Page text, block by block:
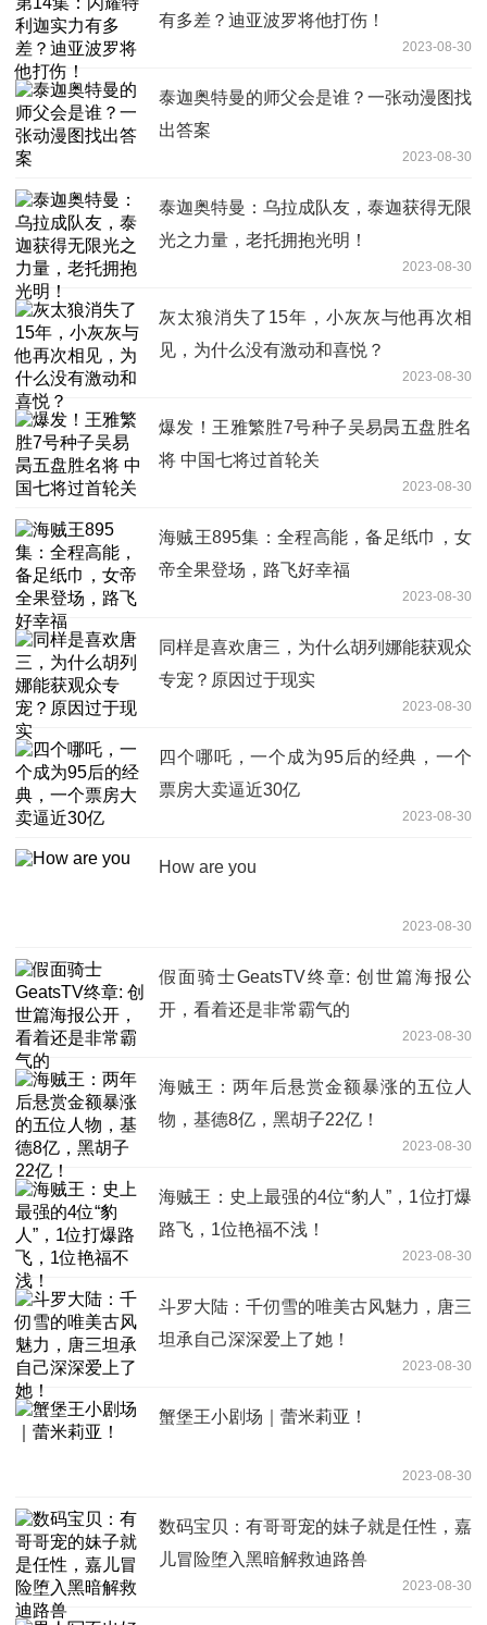
有多差？迪亚波罗将他打伤！
2023-08-30
泰迦奥特曼的师父会是谁？一张动漫图找
出答案
2023-08-30
泰迦奥特曼：乌拉成队友，泰迦获得无限
光之力量，老托拥抱光明！
2023-08-30
灰太狼消失了15年，小灰灰与他再次相
见，为什么没有激动和喜悦？
2023-08-30
爆发！王雅繁胜7号种子吴易昺五盘胜名
将 中国七将过首轮关
2023-08-30
海贼王895集：全程高能，备足纸巾，女
帝全果登场，路飞好幸福
2023-08-30
同样是喜欢唐三，为什么胡列娜能获观众
专宠？原因过于现实
2023-08-30
四个哪吒，一个成为95后的经典，一个
票房大卖逼近30亿
2023-08-30
How are you
2023-08-30
假面骑士GeatsTV终章: 创世篇海报公
开，看着还是非常霸气的
2023-08-30
海贼王：两年后悬赏金额暴涨的五位人
物，基德8亿，黑胡子22亿！
2023-08-30
海贼王：史上最强的4位“豹人”，1位打爆
路飞，1位艳福不浅！
2023-08-30
斗罗大陆：千仞雪的唯美古风魅力，唐三
坦承自己深深爱上了她！
2023-08-30
蟹堡王小剧场｜蕾米莉亚！
2023-08-30
数码宝贝：有哥哥宠的妹子就是任性，嘉
儿冒险堕入黑暗解救迪路兽
2023-08-30